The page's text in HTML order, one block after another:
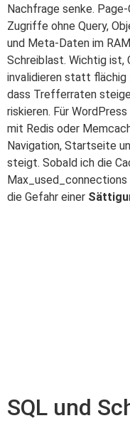
Nachfrage senke.
Zugriffe ohne Query,
und Meta-Daten im
Schreiblast. Wichtig ist,
invalidieren statt flächig
dass Trefferraten
riskieren. Für
mit Redis oder
Navigation, Startseite
steigt. Sobald ich die
Max_used_connections
die Gefahr einer
SQL und